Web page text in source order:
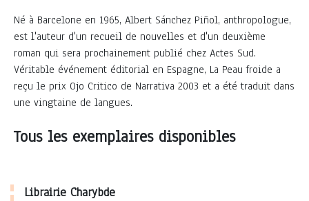
Né à Barcelone en 1965, Albert Sánchez Piñol, anthropologue,
est l'auteur d'un recueil de nouvelles et d'un deuxième
roman qui sera prochainement publié chez Actes Sud.
Véritable événement éditorial en Espagne, La Peau froide a
reçu le prix Ojo Critico de Narrativa 2003 et a été traduit dans
une vingtaine de langues.
Tous les exemplaires disponibles
Librairie Charybde